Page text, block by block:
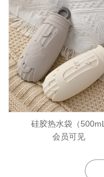
硅胶热水袋（500mL
会员可见